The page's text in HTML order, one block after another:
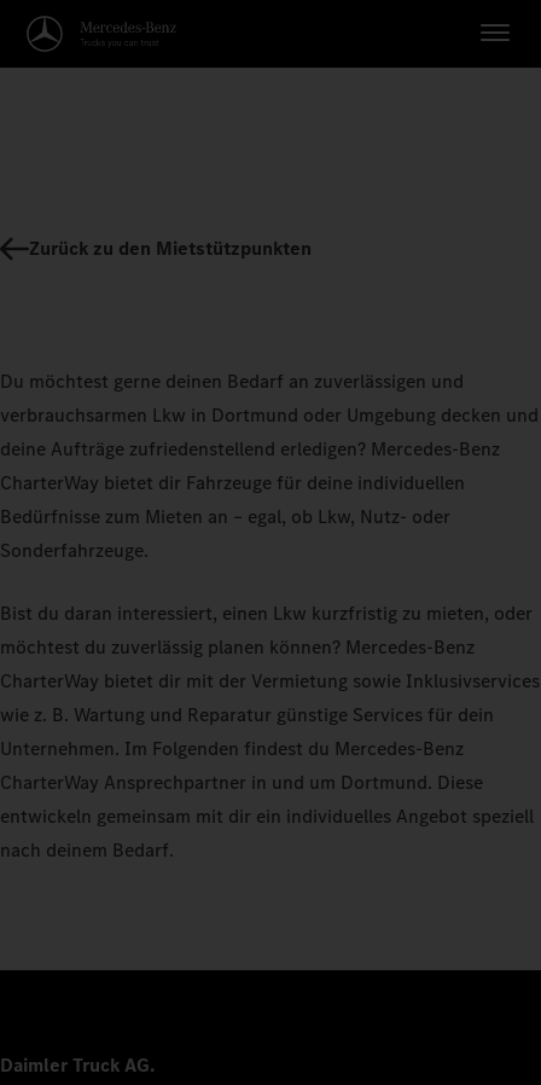
Zurück zu den Mietstützpunkten
Du möchtest gerne deinen Bedarf an zuverlässigen und
verbrauchsarmen Lkw in Dortmund oder Umgebung decken und
deine Aufträge zufriedenstellend erledigen? Mercedes-Benz
CharterWay bietet dir Fahrzeuge für deine individuellen
Bedürfnisse zum Mieten an – egal, ob Lkw, Nutz- oder
Sonderfahrzeuge.
Bist du daran interessiert, einen Lkw kurzfristig zu mieten, oder
möchtest du zuverlässig planen können? Mercedes-Benz
CharterWay bietet dir mit der Vermietung sowie Inklusivservices
wie z. B. Wartung und Reparatur günstige Services für dein
Unternehmen. Im Folgenden findest du Mercedes-Benz
CharterWay Ansprechpartner in und um Dortmund. Diese
entwickeln gemeinsam mit dir ein individuelles Angebot speziell
nach deinem Bedarf.
Daimler Truck AG.